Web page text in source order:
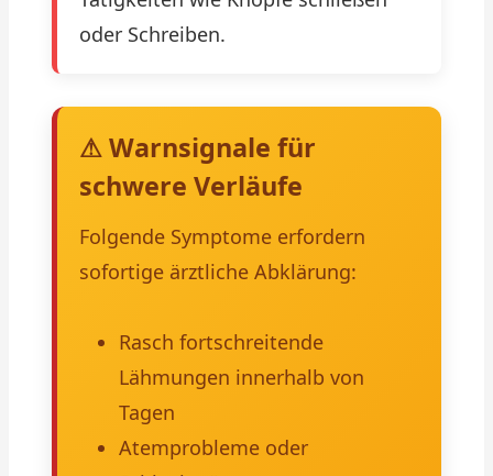
oder Schreiben.
⚠ Warnsignale für
schwere Verläufe
Folgende Symptome erfordern
sofortige ärztliche Abklärung:
Rasch fortschreitende
Lähmungen innerhalb von
Tagen
Atemprobleme oder